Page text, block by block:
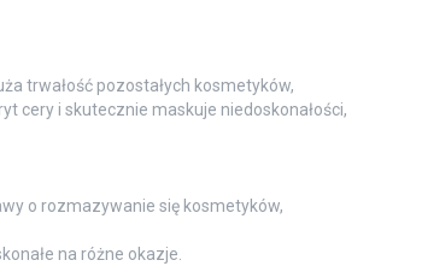
trwałość pozostałych kosmetyków,
cery i skutecznie maskuje niedoskonałości,
o rozmazywanie się kosmetyków,
na różne okazje.